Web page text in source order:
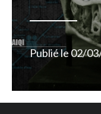
Publié le 02/